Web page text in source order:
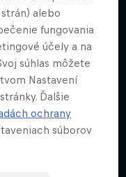
alebo
fungovania
účely a na
súhlas môžete
Nastavení
Ďalšie
ochrany
súborov